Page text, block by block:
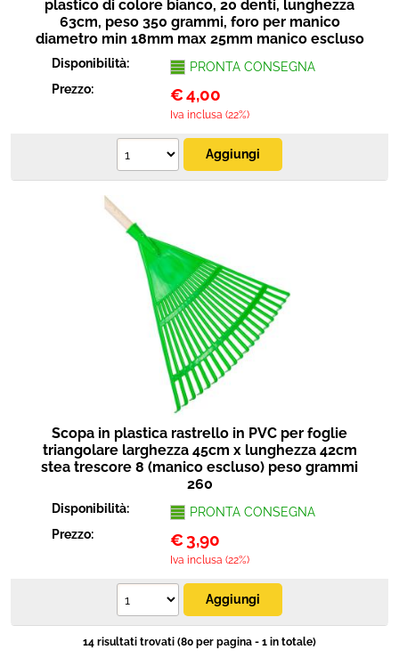
plastico di colore bianco, 20 denti, lunghezza
63cm, peso 350 grammi, foro per manico
diametro min 18mm max 25mm manico escluso
Disponibilità:
PRONTA CONSEGNA
Prezzo:
€4,00
Iva inclusa (22%)
Scopa in plastica rastrello in PVC per foglie
triangolare larghezza 45cm x lunghezza 42cm
stea trescore 8 (manico escluso) peso grammi
260
Disponibilità:
PRONTA CONSEGNA
Prezzo:
€ 3,90
Iva inclusa (22%)
14 risultati trovati (80 per pagina - 1 in totale)